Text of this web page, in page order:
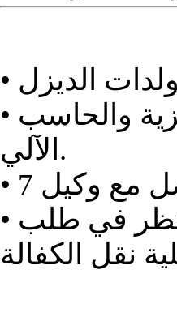
• قادر على قراءة ومتابعة الخطط. يجيد اللغة الإنجليزية والحاسب
الآلي.
• يفضل سعودي الجنسية بالإضافة إلى ذلك سينظر في طلب